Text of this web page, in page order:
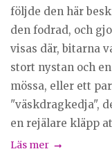
följde den här
den fodrad, och
visas där, bitarna
stort nystan och
mössa, eller ett
"väskdragkedja",
en rejälare kläpp
Läs mer